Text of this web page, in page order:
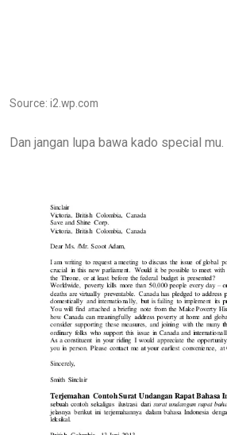
Source: i2.wp.com
Dan jangan lupa bawa kado special mu.